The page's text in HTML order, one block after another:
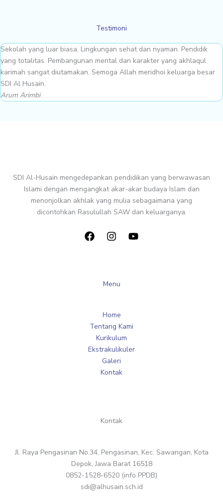
Testimoni
Sekolah yang luar biasa. Lingkungan sehat dan nyaman. Pendidik
yang totalitas. Pembangunan mental dan karakter yang akhlaqul
karimah sangat diutamakan. Semoga Allah meridhoi keluarga besar
SDI Al Husain.
Arum Arimbi
SDI Al-Husain mengedepankan pendidikan yang berwawasan
Islami dengan mengangkat akar-akar budaya Islam dan
menonjolkan akhlak yang mulia sebagaimana yang
dicontohkan Rasulullah SAW dan keluarganya.
Menu
Home
Tentang Kami
Kurikulum
Ekstrakulikuler
Galeri
Kontak
Kontak
Jl. Raya Pengasinan No.34, Pengasinan, Kec. Sawangan, Kota
Depok, Jawa Barat 16518
0852-1528-6520 (info PPDB)
sdi@alhusain.sch.id